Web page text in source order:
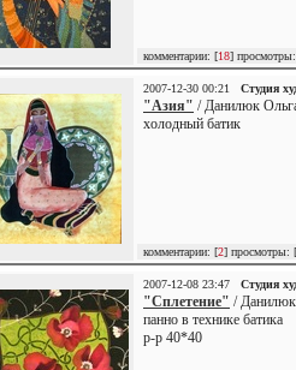
комментарии: [18]
2007-12-30 00:21 Студия
"Азия" / Данилюк
холодный батик
комментарии: [2] просмотры: [
2007-12-08 23:47 Студия
"Сплетение" /
панно в технике батика
р-р 40*40